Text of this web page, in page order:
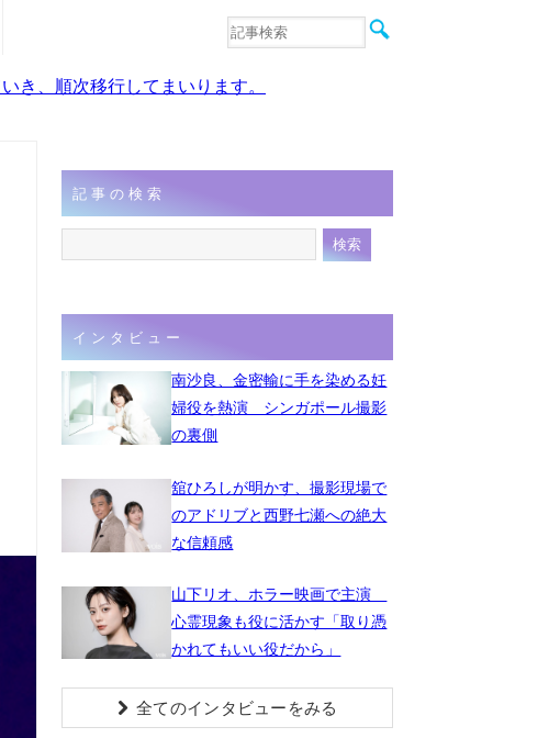
音楽
き、順次移行してまいります。
記事の検索
インタビュー
南沙良、金密輸に手を染める妊
婦役を熱演 シンガポール撮影
の裏側
舘ひろしが明かす、撮影現場で
のアドリブと西野七瀬への絶大
な信頼感
山下リオ、ホラー映画で主演
心霊現象も役に活かす「取り憑
かれてもいい役だから」
全てのインタビューをみる